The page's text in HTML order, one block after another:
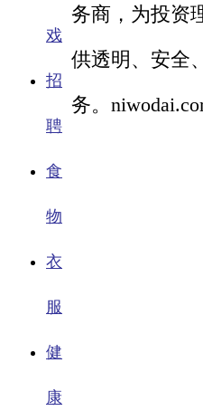
戏
招
聘
食
物
衣
服
健
康
务商，为投资
供透明、安全
务。